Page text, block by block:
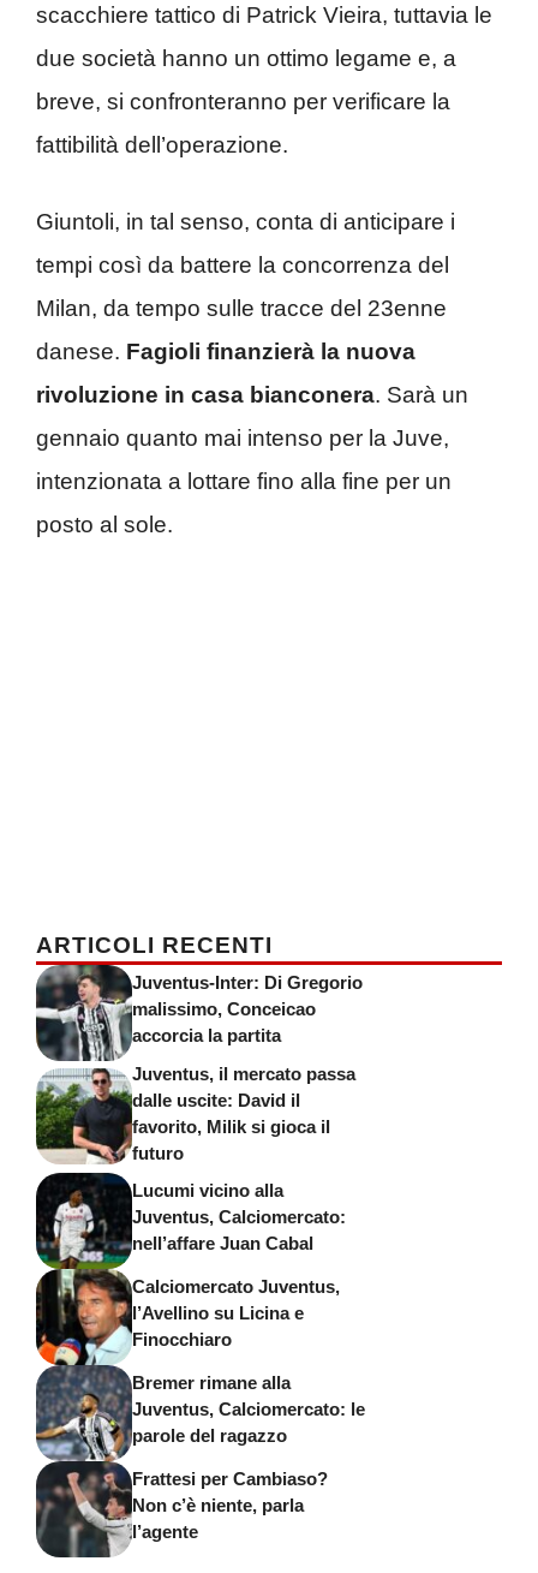
scacchiere tattico di Patrick Vieira, tuttavia le
due società hanno un ottimo legame e, a
breve, si confronteranno per verificare la
fattibilità dell’operazione.
Giuntoli, in tal senso, conta di anticipare i
tempi così da battere la concorrenza del
Milan, da tempo sulle tracce del 23enne
danese. Fagioli finanzierà la nuova
rivoluzione in casa bianconera. Sarà un
gennaio quanto mai intenso per la Juve,
intenzionata a lottare fino alla fine per un
posto al sole.
ARTICOLI RECENTI
Juventus-Inter: Di Gregorio
malissimo, Conceicao
accorcia la partita
Juventus, il mercato passa
dalle uscite: David il
favorito, Milik si gioca il
futuro
Lucumi vicino alla
Juventus, Calciomercato:
nell’affare Juan Cabal
Calciomercato Juventus,
l’Avellino su Licina e
Finocchiaro
Bremer rimane alla
Juventus, Calciomercato: le
parole del ragazzo
Frattesi per Cambiaso?
Non c’è niente, parla
l’agente